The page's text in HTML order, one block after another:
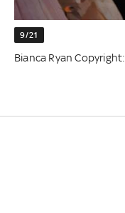
9/21
Bianca Ryan